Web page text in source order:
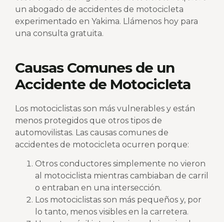
un abogado de accidentes de motocicleta
experimentado en Yakima. Llámenos hoy para
una consulta gratuita.
Causas Comunes de un
Accidente de Motocicleta
Los motociclistas son más vulnerables y están
menos protegidos que otros tipos de
automovilistas. Las causas comunes de
accidentes de motocicleta ocurren porque:
Otros conductores simplemente no vieron
al motociclista mientras cambiaban de carril
o entraban en una intersección.
Los motociclistas son más pequeños y, por
lo tanto, menos visibles en la carretera.